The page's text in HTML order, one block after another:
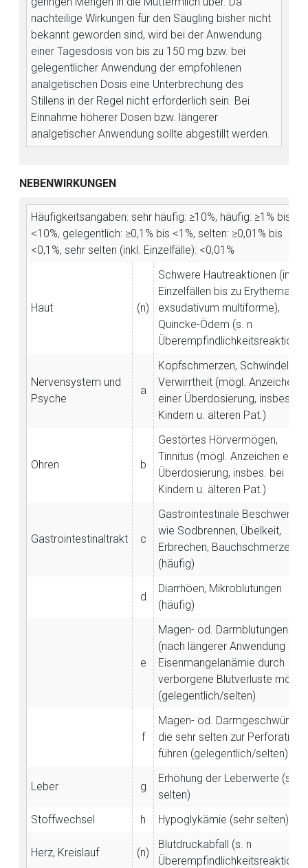
nachteilige Wirkungen für den Säugling bisher nicht
bekannt geworden sind, wird bei der Anwendung
einer Tagesdosis von bis zu 150 mg bzw. bei
gelegentlicher Anwendung der empfohlenen
analgetischen Dosis eine Unterbrechung des
Stillens in der Regel nicht erforderlich sein. Bei
Einnahme höherer Dosen bzw. längerer
analgetischer Anwendung sollte abgestillt werden.
NEBENWIRKUNGEN
Häufigkeitsangaben: sehr häufig: ≥10%, häufig: ≥1% bis
<10%, gelegentlich: ≥0,1% bis <1%, selten: ≥0,01% bis
<0,1%, sehr selten (inkl. Einzelfälle): <0,01%
Haut (n)
Schwere Hautreaktionen (in
Einzelfällen bis zu Erythema
exsudativum multiforme),
Quincke-Ödem (s. n
Nervensystem und
Psyche
a
Kopfschmerzen, Schwindel,
Verwirrtheit (mögl. Anzeichen
einer Überdosierung, insbes.
Kindern u. älteren Pat.)
Ohren b
Gestörtes Hörvermögen,
Tinnitus (mögl. Anzeichen einer
Überdosierung, insbes. bei
Kindern u. älteren Pat.)
Gastrointestinaltrakt c
Gastrointestinale Beschwerden
wie Sodbrennen, Übelkeit,
Erbrechen, Bauchschmerzen
(häufig)
d
Diarrhöen, Mikroblutungen
(häufig)
e
Magen- od. Darmblutungen
(nach längerer Anwendung
Eisenmangelanämie durch
verborgene Blutverluste mögl.)
(gelegentlich/selten)
f
Magen- od. Darmgeschwüre,
die sehr selten zur Perforation
führen (gelegentlich/selten)
Leber g
Erhöhung der Leberwerte (sehr
selten)
Stoffwechsel
h Hypoglykämie (sehr selten)
Herz, Kreislauf (n)
Blutdruckabfall (s. n